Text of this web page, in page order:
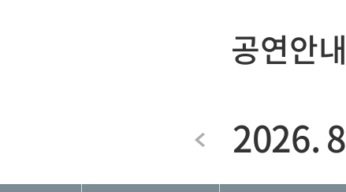
공연안내
2026. 8